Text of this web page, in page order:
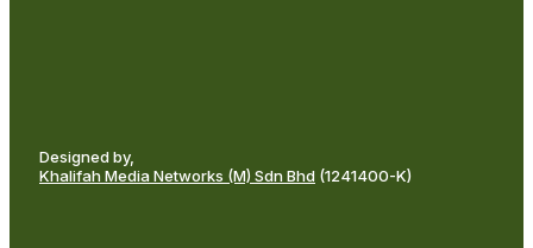
Designed by,
Khalifah Media Networks (M) Sdn Bhd (1241400-K)